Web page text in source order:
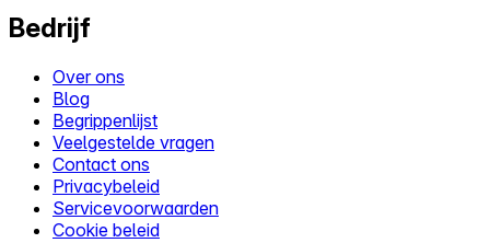
Bedrijf
Over ons
Blog
Begrippenlijst
Veelgestelde vragen
Contact ons
Privacybeleid
Servicevoorwaarden
Cookie beleid